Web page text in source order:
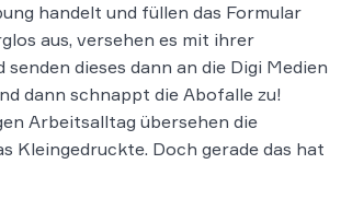
handelt und füllen das Formular
aus, versehen es mit ihrer
dieses dann an die Digi Medien
dann schnappt die Abofalle zu!
Arbeitsalltag übersehen die
Kleingedruckte. Doch gerade das hat